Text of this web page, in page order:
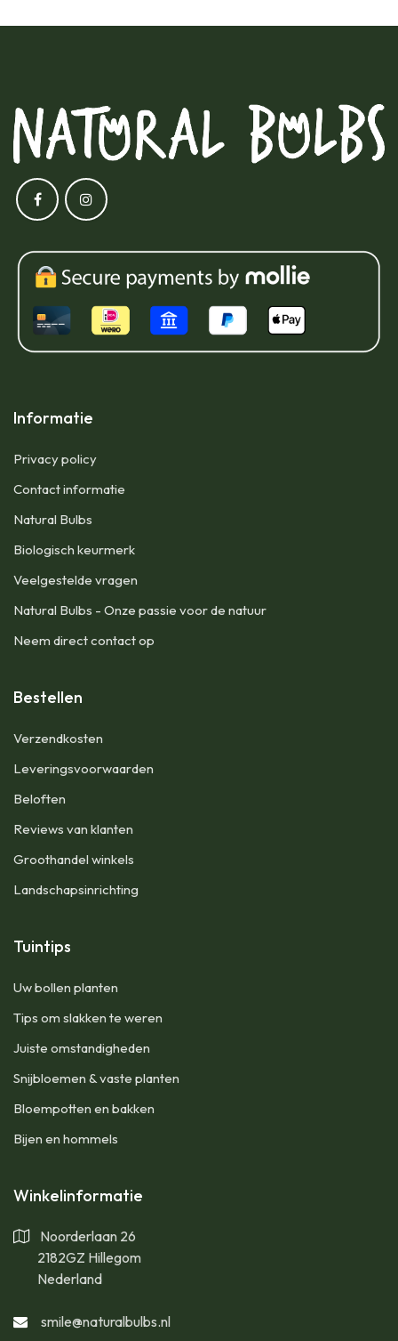
Informatie
Privacy policy
Contact informatie
Natural Bulbs
Biologisch keurmerk
Veelgestelde vragen
Natural Bulbs - Onze passie voor de natuur
Neem direct contact op
Bestellen
​Verzendkosten
Leveringsvoorwaarden
Beloften
Reviews van klanten
Groothandel winkels
Landschapsinrichting
Tuintips
Uw bollen planten
Tips om slakken te weren
Juiste omstandigheden
Snijbloemen & vaste planten
Bloempotten en bakken
Bijen en hommels
Winkelinformatie
Noorderlaan 26
2182GZ Hillegom
Nederland
smile@naturalbulbs.nl